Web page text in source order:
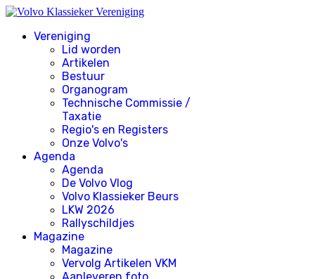
Vereniging
Lid worden
Artikelen
Bestuur
Organogram
Technische Commissie /
Taxatie
Regio's en Registers
Onze Volvo's
Agenda
Agenda
De Volvo Vlog
Volvo Klassieker Beurs
LKW 2026
Rallyschildjes
Magazine
Magazine
Vervolg Artikelen VKM